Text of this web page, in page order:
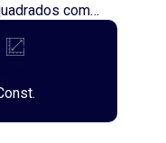
com
oportunidade
com 40,00
ideal para
espaço